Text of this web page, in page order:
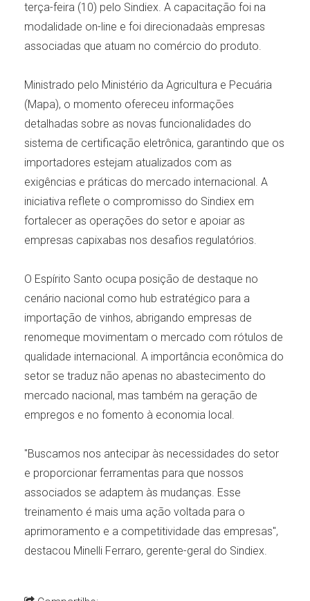
terça-feira (10) pelo Sindiex. A capacitação foi na
modalidade on-line e foi direcionadaàs empresas
associadas que atuam no comércio do produto.
Ministrado pelo Ministério da Agricultura e Pecuária
(Mapa), o momento ofereceu informações
detalhadas sobre as novas funcionalidades do
sistema de certificação eletrônica, garantindo que os
importadores estejam atualizados com as
exigências e práticas do mercado internacional. A
iniciativa reflete o compromisso do Sindiex em
fortalecer as operações do setor e apoiar as
empresas capixabas nos desafios regulatórios.
O Espírito Santo ocupa posição de destaque no
cenário nacional como hub estratégico para a
importação de vinhos, abrigando empresas de
renomeque movimentam o mercado com rótulos de
qualidade internacional. A importância econômica do
setor se traduz não apenas no abastecimento do
mercado nacional, mas também na geração de
empregos e no fomento à economia local.
"Buscamos nos antecipar às necessidades do setor
e proporcionar ferramentas para que nossos
associados se adaptem às mudanças. Esse
treinamento é mais uma ação voltada para o
aprimoramento e a competitividade das empresas",
destacou Minelli Ferraro, gerente-geral do Sindiex.